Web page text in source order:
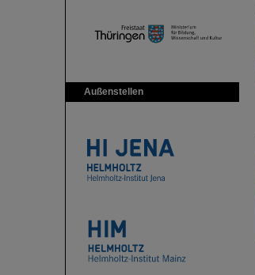
Außenstellen